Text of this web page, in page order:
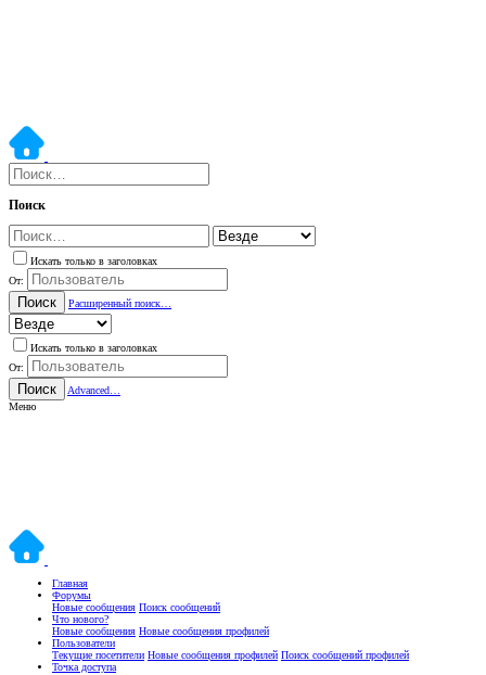
Поиск
Искать только в заголовках
От:
Поиск Расширенный поиск…
Искать только в заголовках
От:
Поиск
Advanced…
Меню
Главная
Форумы
Новые сообщения Поиск сообщений
Что нового?
Новые сообщения Новые сообщения профилей
Пользователи
Текущие посетители Новые сообщения профилей Поиск сообщений профилей
Точка доступа